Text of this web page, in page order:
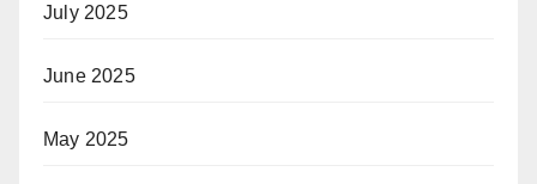
July 2025
June 2025
May 2025